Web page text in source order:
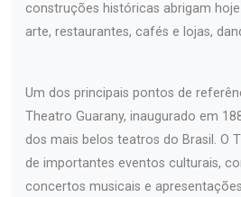
construções históricas abrigam
arte, restaurantes, cafés e lojas,
Um dos principais pontos de
Theatro Guarany, inaugurado em
dos mais belos teatros do Brasil. O
de importantes eventos culturais,
concertos musicais e